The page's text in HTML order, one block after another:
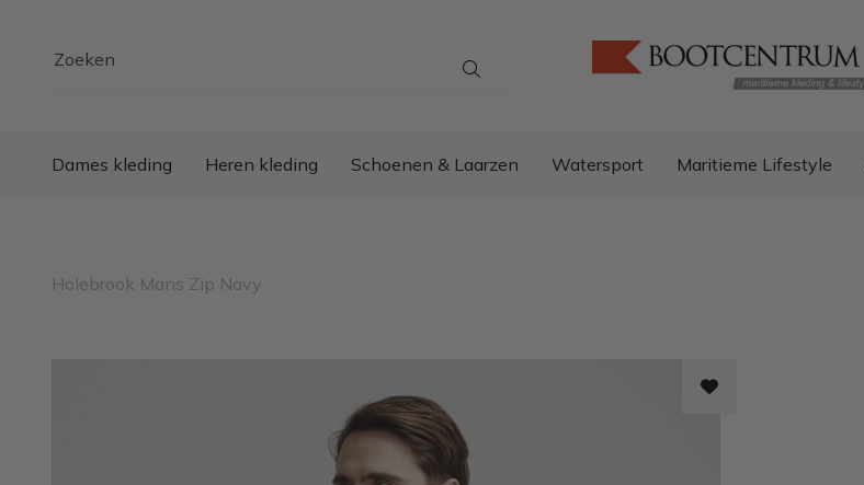
Zoeken
Dames kleding Heren kleding Schoenen & Laarzen Watersport Maritieme Lifestyle
Holebrook Mans Zip Navy